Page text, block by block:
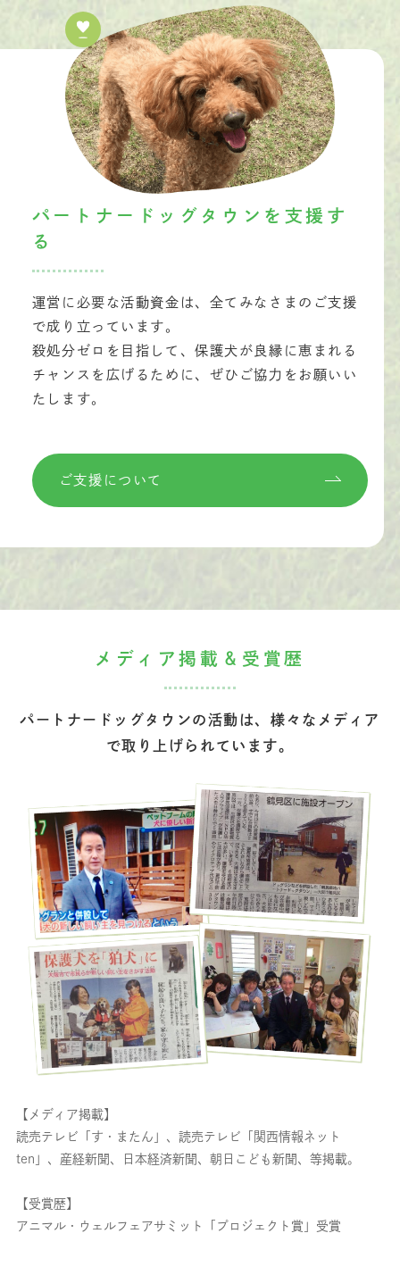
パートナードッグタウンを支援す
る
運営に必要な活動資金は、全てみなさまのご支援
で成り立っています。
殺処分ゼロを目指して、保護犬が良縁に恵まれる
チャンスを広げるために、ぜひご協力をお願いい
たします。
ご支援について
メディア掲載＆受賞歴
パートナードッグタウンの活動は、様々なメディア
で取り上げられています。
【メディア掲載】
読売テレビ「す・またん」、読売テレビ「関西情報ネット
ten」、産経新聞、日本経済新聞、朝日こども新聞、等掲載。
【受賞歴】
アニマル・ウェルフェアサミット「プロジェクト賞」受賞